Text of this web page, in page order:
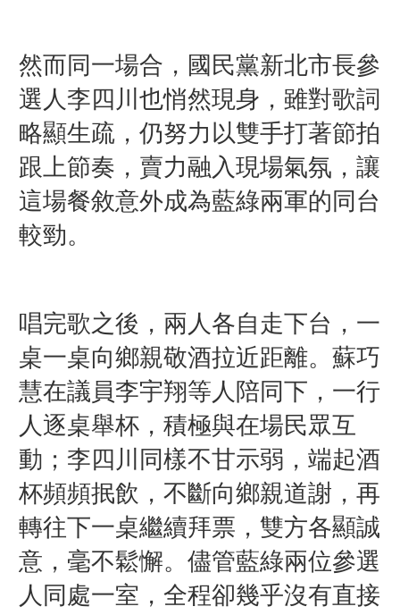
然而同一場合，國民黨新北市長參
選人李四川也悄然現身，雖對歌詞
略顯生疏，仍努力以雙手打著節拍
跟上節奏，賣力融入現場氣氛，讓
這場餐敘意外成為藍綠兩軍的同台
較勁。
唱完歌之後，兩人各自走下台，一
桌一桌向鄉親敬酒拉近距離。蘇巧
慧在議員李宇翔等人陪同下，一行
人逐桌舉杯，積極與在場民眾互
動；李四川同樣不甘示弱，端起酒
杯頻頻抿飲，不斷向鄉親道謝，再
轉往下一桌繼續拜票，雙方各顯誠
意，毫不鬆懈。儘管藍綠兩位參選
人同處一室，全程卻幾乎沒有直接